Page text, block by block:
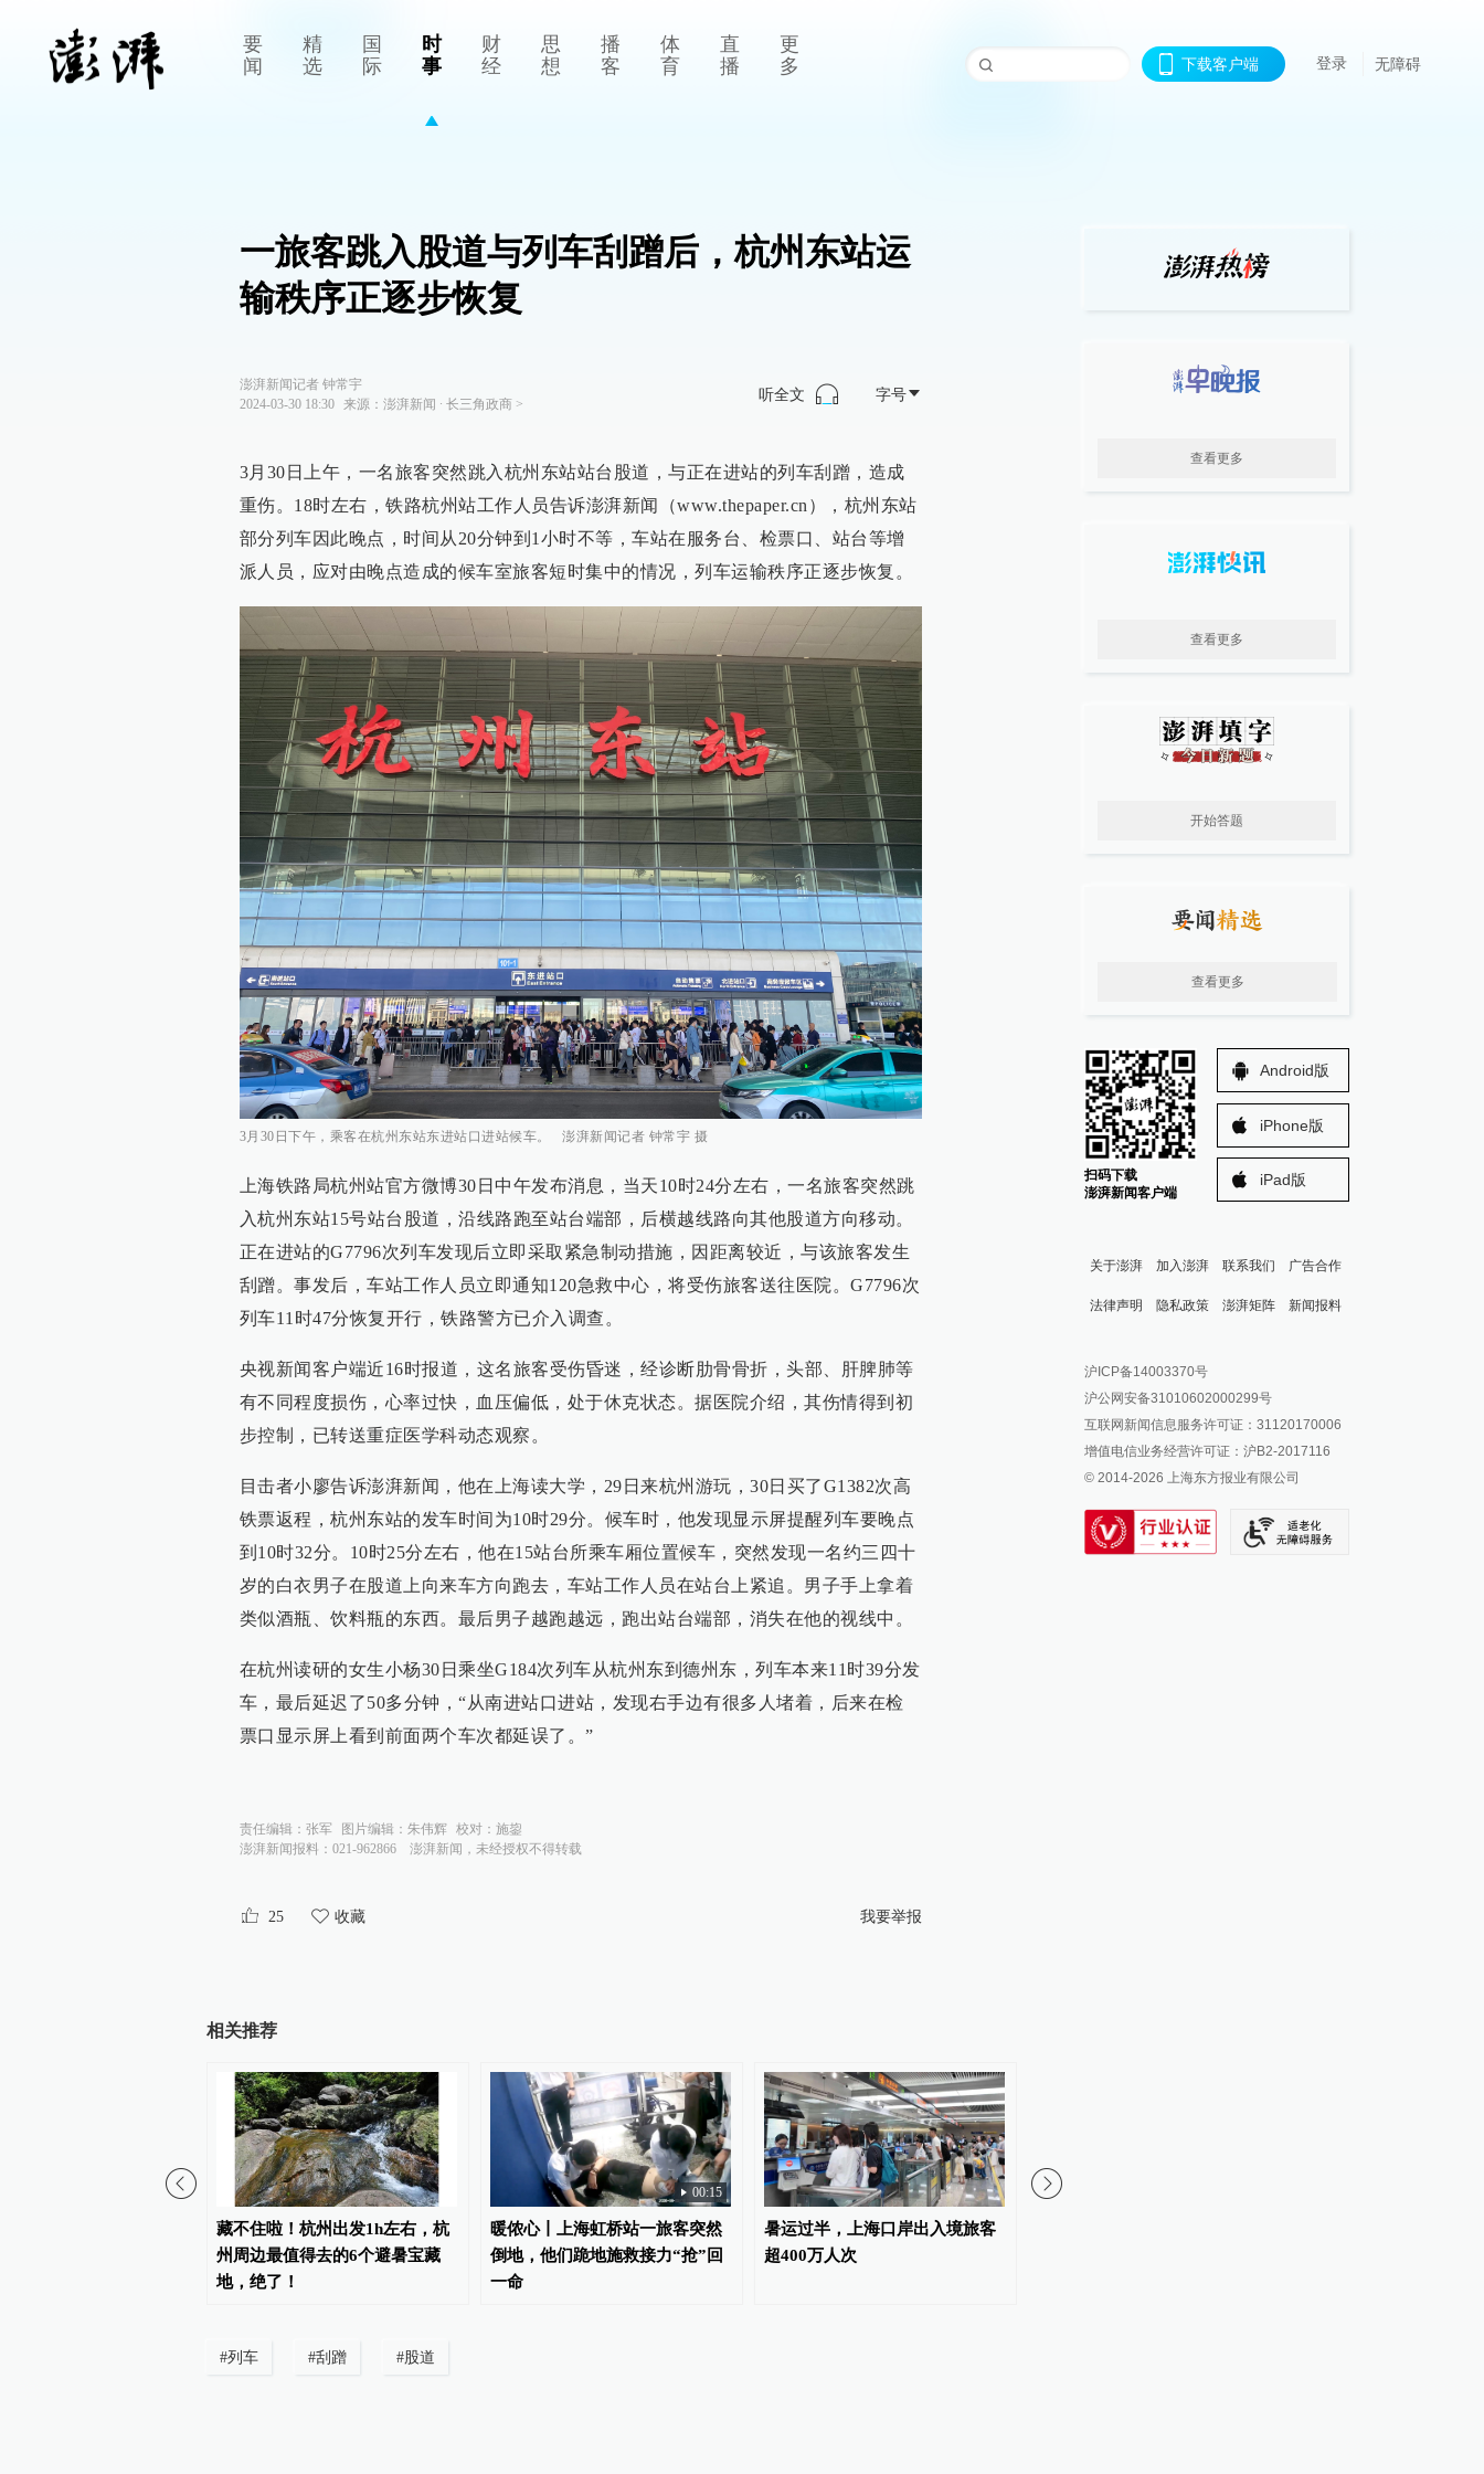
要
闻
精
选
国
际
时
事
财
经
思
想
播
客
体
育
直
播
更
多
下载客户端 登录 无障碍
一旅客跳入股道与列车刮蹭后，杭州东站运
输秩序正逐步恢复
澎湃新闻记者 钟常宇
2024-03-30 18:30
来源： 澎湃新闻 ∙ 长三角政商>
听全文 字号
3月30日上午，一名旅客突然跳入杭州东站站台股道，与正在进站的列车刮蹭，造成
重伤。18时左右，铁路杭州站工作人员告诉澎湃新闻（www.thepaper.cn），杭州东站
部分列车因此晚点，时间从20分钟到1小时不等，车站在服务台、检票口、站台等增
派人员，应对由晚点造成的候车室旅客短时集中的情况，列车运输秩序正逐步恢复。
3月30日下午，乘客在杭州东站东进站口进站候车。 澎湃新闻记者 钟常宇 摄
上海铁路局杭州站官方微博30日中午发布消息，当天10时24分左右，一名旅客突然跳
入杭州东站15号站台股道，沿线路跑至站台端部，后横越线路向其他股道方向移动。
正在进站的G7796次列车发现后立即采取紧急制动措施，因距离较近，与该旅客发生
刮蹭。事发后，车站工作人员立即通知120急救中心，将受伤旅客送往医院。G7796次
列车11时47分恢复开行，铁路警方已介入调查。
央视新闻客户端近16时报道，这名旅客受伤昏迷，经诊断肋骨骨折，头部、肝脾肺等
有不同程度损伤，心率过快，血压偏低，处于休克状态。据医院介绍，其伤情得到初
步控制，已转送重症医学科动态观察。
目击者小廖告诉澎湃新闻，他在上海读大学，29日来杭州游玩，30日买了G1382次高
铁票返程，杭州东站的发车时间为10时29分。候车时，他发现显示屏提醒列车要晚点
到10时32分。10时25分左右，他在15站台所乘车厢位置候车，突然发现一名约三四十
岁的白衣男子在股道上向来车方向跑去，车站工作人员在站台上紧追。男子手上拿着
类似酒瓶、饮料瓶的东西。最后男子越跑越远，跑出站台端部，消失在他的视线中。
在杭州读研的女生小杨30日乘坐G184次列车从杭州东到德州东，列车本来11时39分发
车，最后延迟了50多分钟，“从南进站口进站，发现右手边有很多人堵着，后来在检
票口显示屏上看到前面两个车次都延误了。”
责任编辑： 张军 图片编辑： 朱伟辉 校对： 施鋆
澎湃新闻报料：021-962866
澎湃新闻，未经授权不得转载
25 收藏 我要举报
相关推荐
藏不住啦！杭州出发1h左右，杭
州周边最值得去的6个避暑宝藏
地，绝了！
00:15
暖侬心丨上海虹桥站一旅客突然
倒地，他们跪地施救接力“抢”回
一命
暑运过半，上海口岸出入境旅客
超400万人次
#列车 #刮蹭 #股道
查看更多
查看更多
开始答题
查看更多
扫码下载
澎湃新闻客户端
Android版
iPhone版
iPad版
关于澎湃 加入澎湃 联系我们 广告合作
法律声明 隐私政策 澎湃矩阵
澎湃新闻公众号
澎湃新闻抖音号
派生万物开放平台
IP SHANGHAI
SIXTH TONE
新闻报料
报料邮箱: news@thepaper.cn
沪ICP备14003370号
沪公网安备31010602000299号
互联网新闻信息服务许可证：31120170006
增值电信业务经营许可证：沪B2-2017116
© 2014-2026 上海东方报业有限公司